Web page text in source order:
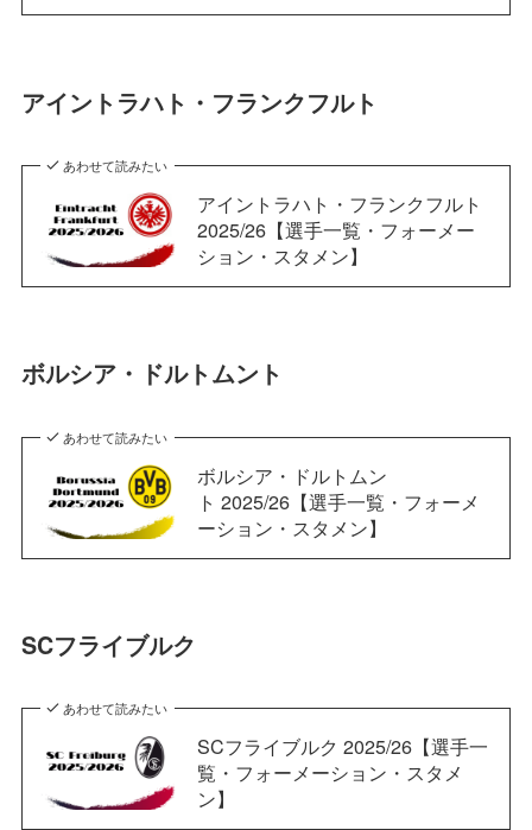
アイントラハト・フランクフルト
あわせて読みたい
アイントラハト・フランクフルト
2025/26【選手一覧・フォーメー
ション・スタメン】
ボルシア・ドルトムント
あわせて読みたい
ボルシア・ドルトムン
ト 2025/26【選手一覧・フォーメ
ーション・スタメン】
SCフライブルク
あわせて読みたい
SCフライブルク 2025/26【選手一
覧・フォーメーション・スタメ
ン】